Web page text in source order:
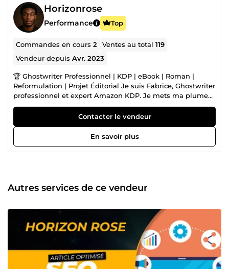
Horizonrose
Performance Top
Commandes en cours2 Ventes au total119
Vendeur depuisAvr. 2023
🏆 Ghostwriter Professionnel | KDP | eBook | Roman |
Reformulation | Projet Éditorial Je suis Fabrice, Ghostwriter
professionnel et expert Amazon KDP. Je mets ma plume
au service de vos projets — romans, eBooks, contenus
KDP, reformulations et projets éditoriaux complets. Avec
une maîtrise solide de la langue et des techniques
d'écriture avancées, j'écris à votre place, dans votre voix,
avec votre style. Mon activité KDP génère aujourd'hui des
Contacter le vendeur
En savoir plus
Autres services de ce vendeur